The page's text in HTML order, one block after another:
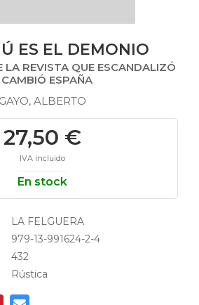
ES EL DEMONIO
LA REVISTA QUE ESCANDALIZÓ
ESPAÑA
GAYO, ALBERTO
27,50 €
IVA incluido
En stock
LA FELGUERA
979-13-991624-2-4
432
Rústica